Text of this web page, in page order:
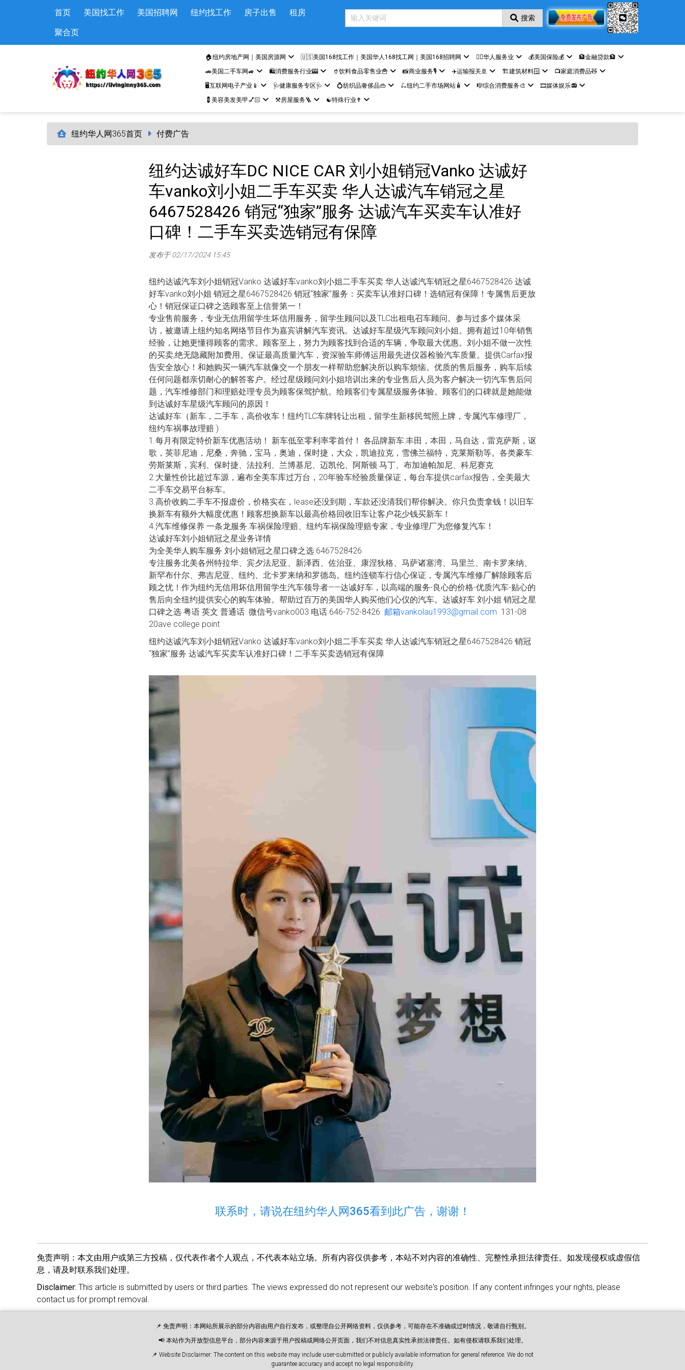
首页 美国找工作 美国招聘网 纽约找工作 房子出售 租房
聚合页
搜索
🏠纽约房地产网｜美国房源网 🇺🇸美国168找工作｜美国华人168找工网｜美国168招聘网 🤵‍♀️华人服务业 💰美国保险💰
🏦金融贷款🏦
🚗美国二手车网🚙
🛍️消费服务行业🎰 🥤饮料食品零售业🍟 📸商业服务🎙️ ✈️运输报关🚢 🏗️建筑材料🪟
📺家庭消费品🧸
🖥️互联网电子产业📱
🩺健康服务专区🩺 💍纺织品奢侈品👜 🛴纽约二手市场网站🧴 🎼综合消费服务🎨
🎞️媒体娱乐📻
💈美容美发美甲💅🏻
⚒️房屋服务🪜 ☯️特殊行业✝️
纽约华人网365首页 付费广告
纽约达诚好车DC NICE CAR 刘小姐销冠Vanko 达诚好
车vanko刘小姐二手车买卖 华人达诚汽车销冠之星
6467528426 销冠“独家”服务 达诚汽车买卖车认准好
口碑！二手车买卖选销冠有保障
发布于 02/17/2024 15:45
纽约达诚汽车刘小姐销冠Vanko 达诚好车vanko刘小姐二手车买卖 华人达诚汽车销冠之星6467528426 达诚
好车vanko刘小姐 销冠之星6467528426 销冠“独家”服务：买卖车认准好口碑！选销冠有保障！专属售后更放
心！销冠保证口碑之选顾客至上信誉第一！
专业售前服务，专业无信用留学生坏信用服务，留学生顾问以及TLC出租电召车顾问。参与过多个媒体采
访，被邀请上纽约知名网络节目作为嘉宾讲解汽车资讯。达诚好车星级汽车顾问刘小姐。拥有超过10年销售
经验，让她更懂得顾客的需求。顾客至上，努力为顾客找到合适的车辆，争取最大优惠。刘小姐不做一次性
的买卖,绝无隐藏附加费用。保证最高质量汽车，资深验车师傅运用最先进仪器检验汽车质量。提供Carfax报
告安全放心！和她购买一辆汽车就像交一个朋友一样帮助您解决所以购车烦恼。优质的售后服务，购车后续
任何问题都亲切耐心的解答客户。经过星级顾问刘小姐培训出来的专业售后人员为客户解决一切汽车售后问
题，汽车维修部门和理赔处理专员为顾客保驾护航。给顾客们专属星级服务体验。顾客们的口碑就是她能做
到达诚好车星级汽车顾问的原因！
达诚好车（新车，二手车，高价收车！纽约TLC车牌转让出租，留学生新移民驾照上牌，专属汽车修理厂，
纽约车祸事故理赔 )
1.每月有限定特价新车优惠活动！ 新车低至零利率零首付！ 各品牌新车:丰田，本田，马自达，雷克萨斯，讴
歌，英菲尼迪，尼桑，奔驰，宝马，奥迪，保时捷，大众，凯迪拉克，雪佛兰福特，克莱斯勒等。各类豪车:
劳斯莱斯，宾利、保时捷、法拉利、兰博基尼、迈凯伦、阿斯顿·马丁、布加迪帕加尼、科尼赛克
2.大量性价比超过车源，遍布全美车库过万台，20年验车经验质量保证，每台车提供carfax报告，全美最大
二手车交易平台标车。
3.高价收购二手车不报虚价，价格实在，lease还没到期，车款还没清我们帮你解决。你只负责拿钱！以旧车
换新车有额外大幅度优惠！顾客想换新车以最高价格回收旧车让客户花少钱买新车！
4.汽车维修保养 一条龙服务.车祸保险理赔、纽约车祸保险理赔专家，专业修理厂为您修复汽车！
达诚好车刘小姐销冠之星业务详情
为全美华人购车服务 刘小姐销冠之星口碑之选 6467528426
专注服务北美各州特拉华、宾夕法尼亚、新泽西、佐治亚、康涅狄格、马萨诸塞湾、马里兰、南卡罗来纳、
新罕布什尔、弗吉尼亚、纽约、北卡罗来纳和罗德岛。纽约连锁车行信心保证，专属汽车维修厂解除顾客后
顾之忧！作为纽约无信用坏信用留学生汽车领导者——达诚好车，以高端的服务-良心的价格-优质汽车-贴心的
售后向全纽约提供安心的购车体验。帮助过百万的美国华人购买他们心仪的汽车。达诚好车 刘小姐 销冠之星
口碑之选 粤语 英文 普通话 微信号vanko003 电话 646-752-8426 邮箱vankolau1993@gmail.com 131-08
20ave college point
纽约达诚汽车刘小姐销冠Vanko 达诚好车vanko刘小姐二手车买卖 华人达诚汽车销冠之星6467528426 销冠
“独家”服务 达诚汽车买卖车认准好口碑！二手车买卖选销冠有保障
联系时，请说在纽约华人网365看到此广告，谢谢！
免责声明： 本文由用户或第三方投稿，仅代表作者个人观点，不代表本站立场。所有内容仅供参考，本站不对内容的准确性、完整性承担法律责任。如发现侵权或虚假信
息，请及时联系我们处理。
Disclaimer: This article is submitted by users or third parties. The views expressed do not represent our website's position. If any content infringes your rights, please
contact us for prompt removal.
📌 免责声明：本网站所展示的部分内容由用户自行发布，或整理自公开网络资料，仅供参考，可能存在不准确或过时情况，敬请自行甄别。
📢 本站作为开放型信息平台，部分内容来源于用户投稿或网络公开页面，我们不对信息真实性承担法律责任。如有侵权请联系我们处理。
📌 Website Disclaimer: The content on this website may include user-submitted or publicly available information for general reference. We do not
guarantee accuracy and accept no legal responsibility.